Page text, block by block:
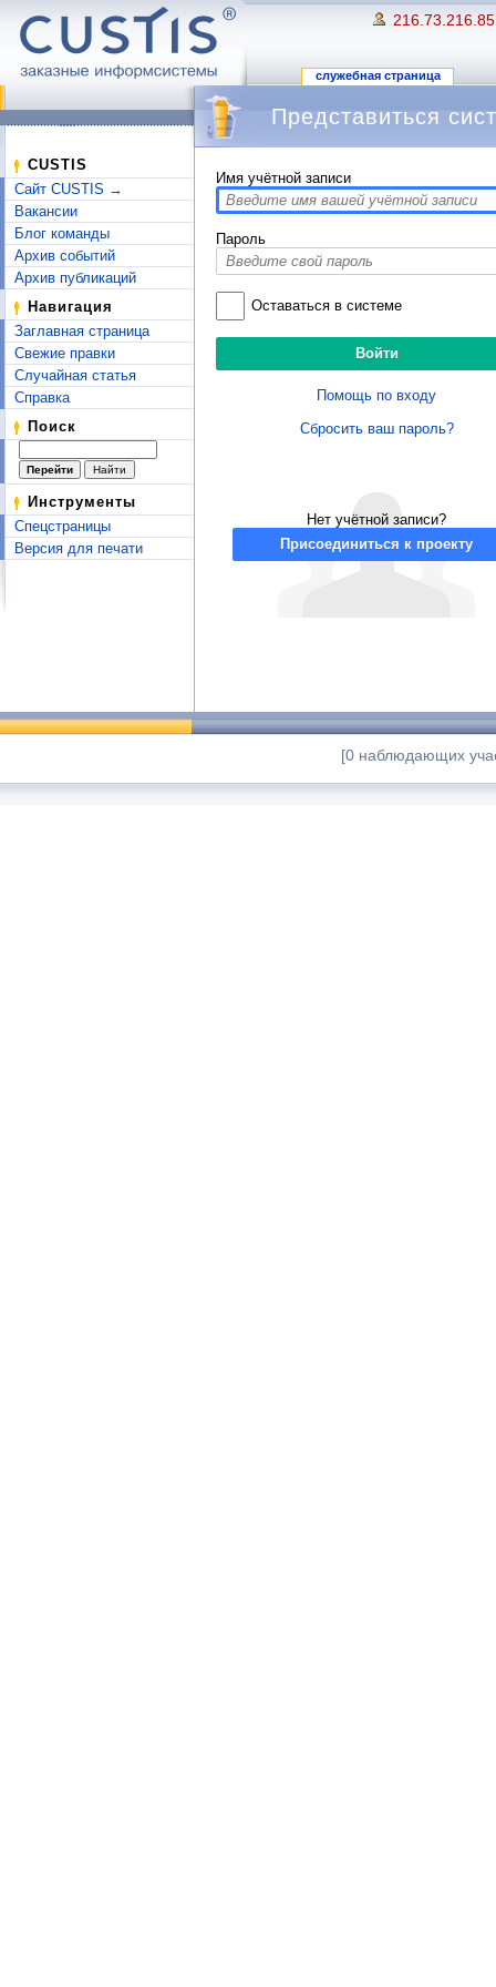
216.73.216.85
служебная страница
CUSTIS
Сайт CUSTIS →
Вакансии
Блог команды
Архив событий
Архив публикаций
Навигация
Заглавная страница
Свежие правки
Случайная статья
Справка
Поиск
Инструменты
Спецстраницы
Версия для печати
Представиться
Имя учётной записи
Пароль
Оставаться в системе
Помощь по входу
Сбросить ваш пароль?
Нет учётной записи?
Присоединиться к проекту
[0 наблюдающих